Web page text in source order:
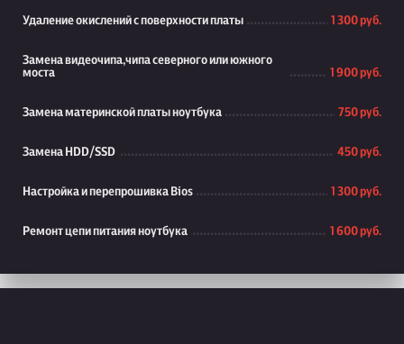
Удаление окислений с поверхности платы 1 300 руб.
Замена видеочипа,чипа северного или южного
моста
1 900 руб.
Замена материнской платы ноутбука 750 руб.
Замена HDD/SSD 450 руб.
Настройка и перепрошивка Bios 1 300 руб.
Ремонт цепи питания ноутбука 1 600 руб.